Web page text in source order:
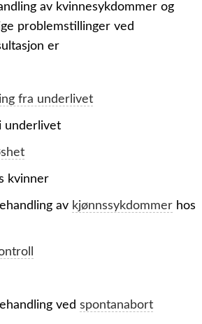
av kvinnesykdommer og
problemstillinger ved
er
fra underlivet
underlivet
kvinner
av kjønnssykdommer hos
ved spontanabort